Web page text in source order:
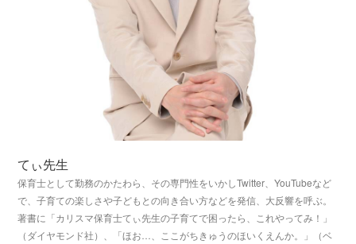
てぃ先生
保育士として勤務のかたわら、その専門性をいかしTwitter、YouTubeなど
で、子育ての楽しさや子どもとの向き合い方などを発信、大反響を呼ぶ。
著書に「カリスマ保育士てぃ先生の子育てで困ったら、これやってみ！」
（ダイヤモンド社）、「ほお…、ここがちきゅうのほいくえんか。」（ベ